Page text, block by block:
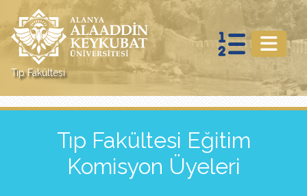
Tıp Fakültesi
Tıp Fakültesi Eğitim
Komisyon Üyeleri